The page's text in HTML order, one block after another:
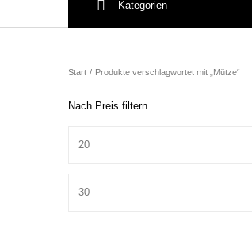
Kategorien
Start / Produkte verschlagwortet mit „Mütze“
Nach Preis filtern